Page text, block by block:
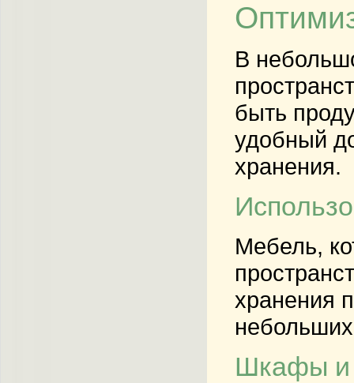
В
быть
удобный
хранения.
Мебель,
хранения
Шкафы и